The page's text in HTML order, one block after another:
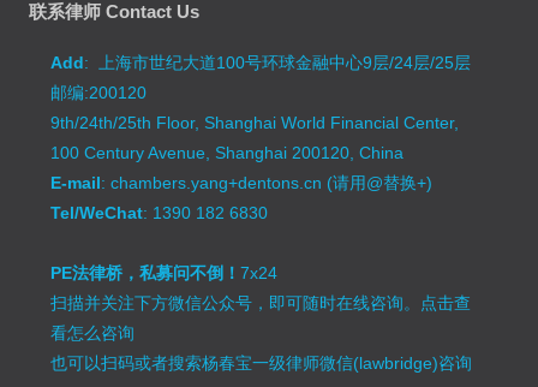
联系律师 Contact Us
Add: 上海市世纪大道100号环球金融中心9层/24层/25层
邮编:200120
9th/24th/25th Floor, Shanghai World Financial Center,
100 Century Avenue, Shanghai 200120, China
E-mail: chambers.yang+dentons.cn (请用@替换+)
Tel/WeChat: 1390 182 6830
PE法律桥，私募问不倒！7x24
扫描并关注下方微信公众号，即可随时在线咨询。 点击查
看怎么咨询
也可以扫码或者搜索杨春宝一级律师微信(lawbridge)咨询